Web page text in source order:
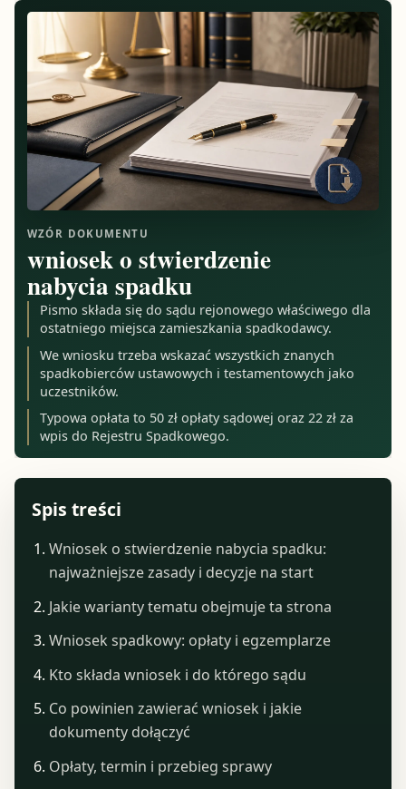
WZÓR DOKUMENTU
wniosek o stwierdzenie
nabycia spadku
Pismo składa się do sądu rejonowego właściwego dla
ostatniego miejsca zamieszkania spadkodawcy.
We wniosku trzeba wskazać wszystkich znanych
spadkobierców ustawowych i testamentowych jako
uczestników.
Typowa opłata to 50 zł opłaty sądowej oraz 22 zł za
wpis do Rejestru Spadkowego.
Spis treści
Wniosek o stwierdzenie nabycia spadku:
najważniejsze zasady i decyzje na start
Jakie warianty tematu obejmuje ta strona
Wniosek spadkowy: opłaty i egzemplarze
Kto składa wniosek i do którego sądu
Co powinien zawierać wniosek i jakie
dokumenty dołączyć
Opłaty, termin i przebieg sprawy